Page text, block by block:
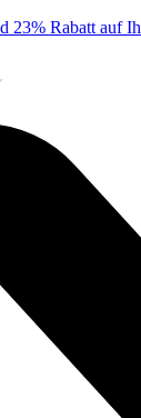
23% Rabatt auf